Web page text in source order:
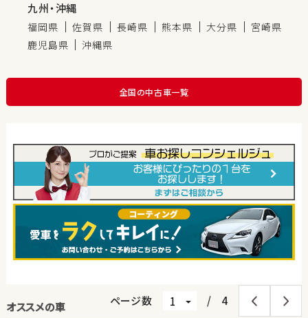
九州・沖縄
福岡県 佐賀県 長崎県 熊本県 大分県
宮崎県
鹿児島県
沖縄県
全国の中古車一覧
オススメの車 ページ数 / 4